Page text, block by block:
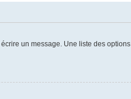
un message. Une liste des options